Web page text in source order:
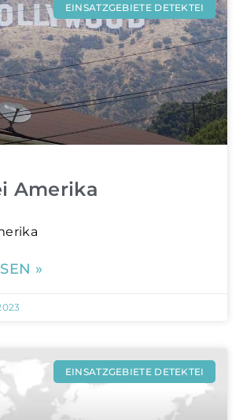
EINSATZGEBIETE DETEKTEI
Amerika
»
EINSATZGEBIETE DETEKTEI